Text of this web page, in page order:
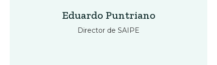
Eduardo Puntriano
Director de SAIPE